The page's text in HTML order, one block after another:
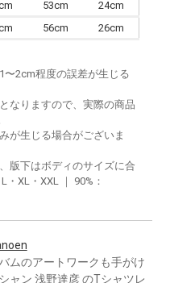
53cm
24cm
56cm 26cm
2cm程度の誤差が生じる
なりますので、実際の商品
が生じる場合がございま
版下はボディのサイズに合
XL・XXL ｜ 90%：
ムのアートワークも手がけ
ャン 浅野達彦 のTシャツレ